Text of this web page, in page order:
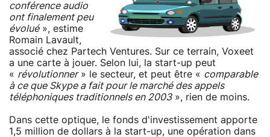
conférence audio
ont finalement peu
évolué», estime
Romain Lavault,
associé chez Partech Ventures. Sur ce terrain, Voxeet
a une carte à jouer. Selon lui, la start-up peut
« révolutionner» le secteur, et peut être « comparable
à ce que Skype a fait pour le marché des appels
téléphoniques traditionnels en 2003», rien de moins.
Dans cette optique, le fonds d'investissement apporte
1,5 million de dollars à la start-up, une opération dans